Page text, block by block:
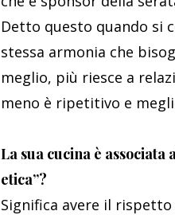
Detto questo quando si
stessa armonia che
meglio, più riesce a
meno è ripetitivo e
La sua cucina è
etica”?
Significa avere il